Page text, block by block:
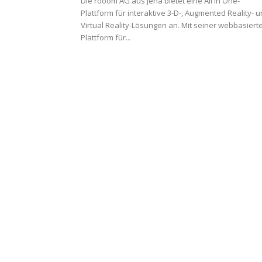
Plattform für interaktive 3-D-, Augmented Reality-
Virtual Reality-Lösungen an. Mit seiner
Plattform für...